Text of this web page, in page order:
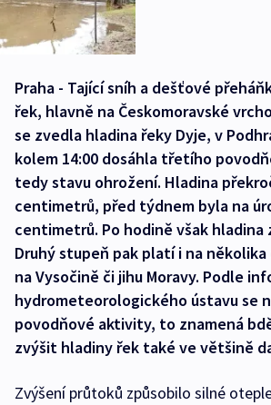
Praha - Tající sníh a dešťové
řek, hlavně na Českomoravské
se zvedla hladina řeky Dyje, v
kolem 14:00 dosáhla třetího
tedy stavu ohrožení. Hladina
centimetrů, před týdnem byla na
centimetrů. Po hodině však hladina
Druhý stupeň pak platí i na
na Vysočině či jihu Moravy. Podle
hydrometeorologického ústavu se
povodňové aktivity, to znamená
zvýšit hladiny řek také ve většině
Zvýšení průtoků způsobilo silné